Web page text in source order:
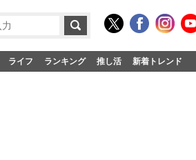
ライフ ランキング 推し活 新着トレンド